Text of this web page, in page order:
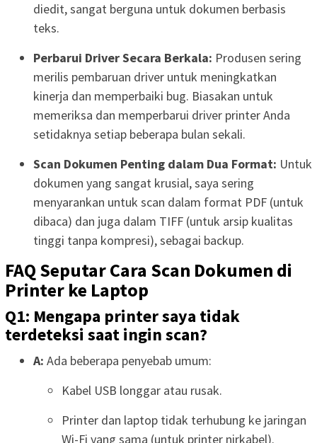
diedit, sangat berguna untuk dokumen berbasis
teks.
Perbarui Driver Secara Berkala: Produsen sering
merilis pembaruan driver untuk meningkatkan
kinerja dan memperbaiki bug. Biasakan untuk
memeriksa dan memperbarui driver printer Anda
setidaknya setiap beberapa bulan sekali.
Scan Dokumen Penting dalam Dua Format: Untuk
dokumen yang sangat krusial, saya sering
menyarankan untuk scan dalam format PDF (untuk
dibaca) dan juga dalam TIFF (untuk arsip kualitas
tinggi tanpa kompresi), sebagai backup.
FAQ Seputar Cara Scan Dokumen di
Printer ke Laptop
Q1: Mengapa printer saya tidak
terdeteksi saat ingin scan?
A: Ada beberapa penyebab umum:
Kabel USB longgar atau rusak.
Printer dan laptop tidak terhubung ke jaringan
Wi-Fi yang sama (untuk printer nirkabel).